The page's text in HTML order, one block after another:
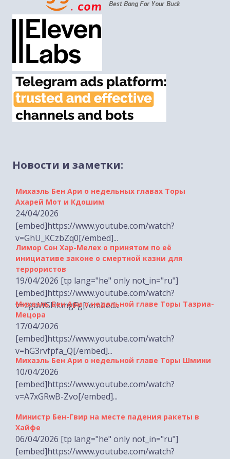
Новости и заметки:
24/04/2026
[embed]https://www.youtube.com/watch?
v=GhU_KCzbZq0[/embed]...
Лимор Сон Хар-Мелех о принятом по её
инициативе законе о смертной казни для
террористов
19/04/2026 [tp lang="he" only not_in="ru"]
[embed]https://www.youtube.com/watch?
v=zgaWSHkmgFg[/embed...
Михаэль Бен Ари о недельной главе Торы Тазриа-
Мецора
17/04/2026
[embed]https://www.youtube.com/watch?
v=hG3rvfpfa_Q[/embed]...
Михаэль Бен Ари о недельной главе Торы Шмини
10/04/2026
[embed]https://www.youtube.com/watch?
v=A7xGRwB-Zvo[/embed]...
Министр Бен-Гвир на месте падения ракеты в
06/04/2026 [tp lang="he" only not_in="ru"]
[embed]https://www.youtube.com/watch?
v=esEPvV2cZGw[/embed...
Закон о смертной казни для террористов